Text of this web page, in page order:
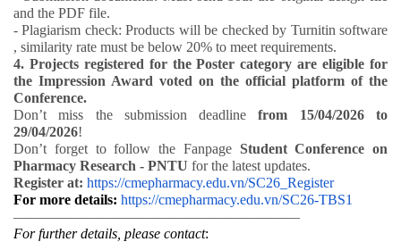
and the PDF file.
- Plagiarism check: Products will be checked by Turnitin software
, similarity rate must be below 20% to meet requirements.
4. Projects registered for the Poster category are eligible for
the Impression Award voted on the official platform of the
Conference.
Don’t miss the submission deadlinefrom 15/04/2026 to
29/04/2026!
Don’t forget to follow the Fanpage Student Conference on
Pharmacy Research - PNTU for the latest updates.
Register at: https://cmepharmacy.edu.vn/SC26_Register
For more details: https://cmepharmacy.edu.vn/SC26-TBS1
————————————————————
For further details, please contact: